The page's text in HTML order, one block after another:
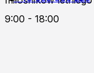
9:00 - 18:00